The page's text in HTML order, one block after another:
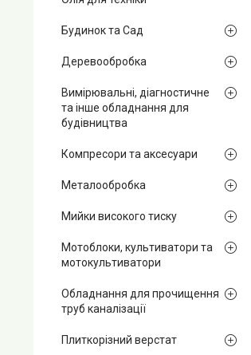
Будинок та Сад
Деревообробка
Вимірювальні, діагностичне
та інше обладнання для
будівництва
Компресори та аксесуари
Металообробка
Мийки високого тиску
Мотоблоки, культиватори та
мотокультиватори
Обладнання для прочищення
труб каналізації
Плиткорізний верстат